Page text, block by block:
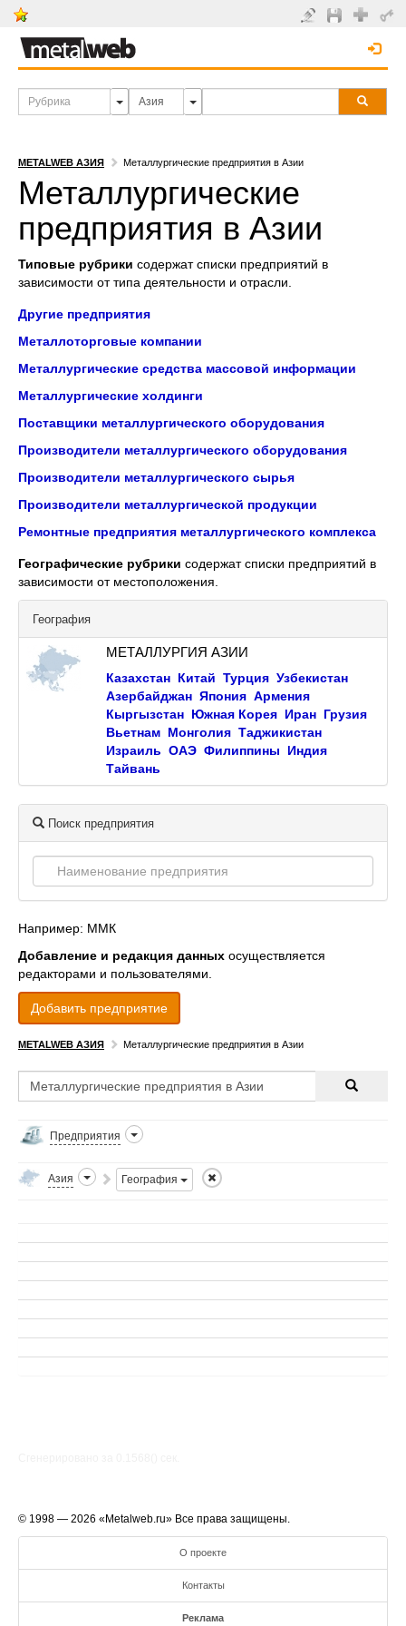
METALWEB АЗИЯ Металлургические предприятия в Азии
Металлургические
предприятия в Азии
Типовые рубрики содержат списки предприятий в
зависимости от типа деятельности и отрасли.
Другие предприятия
Металлоторговые компании
Металлургические средства массовой информации
Металлургические холдинги
Поставщики металлургического оборудования
Производители металлургического оборудования
Производители металлургического сырья
Производители металлургической продукции
Ремонтные предприятия металлургического комплекса
Географические рубрики содержат списки предприятий в
зависимости от местоположения.
География
МЕТАЛЛУРГИЯ АЗИИ
Казахстан Китай Турция Узбекистан
Азербайджан Япония Армения
Кыргызстан Южная Корея Иран Грузия
Вьетнам Монголия Таджикистан
Израиль ОАЭ Филиппины
Индия
Тайвань
Поиск предприятия
Например: ММК
Добавление и редакция данных осуществляется
редакторами и пользователями.
Добавить предприятие
METALWEB АЗИЯ Металлургические предприятия в Азии
Предприятия
Азия География
© 1998 — 2026 «Metalweb.ru» Все права защищены.
О проекте
Контакты
Реклама